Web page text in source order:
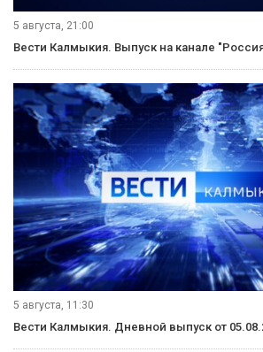
5 августа, 21:00
Вести Калмыкия. Выпуск на канале "Россия
5 августа, 11:30
Вести Калмыкия. Дневной выпуск от